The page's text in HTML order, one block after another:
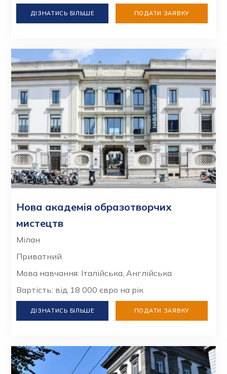
ДІЗНАТИСЬ БІЛЬШЕ ПОДАТИ ЗАЯВКУ
Нова академія образотворчих
мистецтв
Мілан
Приватний
Мова навчання: Італійська, Англійська
Вартість: від 18 000 євро на рік
ДІЗНАТИСЬ БІЛЬШЕ ПОДАТИ ЗАЯВКУ